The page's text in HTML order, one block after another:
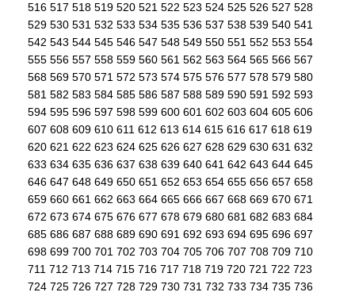
516 517 518 519 520 521 522 523 524 525 526 527 528
529 530 531 532 533 534 535 536 537 538 539 540 541
542 543 544 545 546 547 548 549 550 551 552 553 554
555 556 557 558 559 560 561 562 563 564 565 566 567
568 569 570 571 572 573 574 575 576 577 578 579 580
581 582 583 584 585 586 587 588 589 590 591 592 593
594 595 596 597 598 599 600 601 602 603 604 605 606
607 608 609 610 611 612 613 614 615 616 617 618 619
620 621 622 623 624 625 626 627 628 629 630 631 632
633 634 635 636 637 638 639 640 641 642 643 644 645
646 647 648 649 650 651 652 653 654 655 656 657 658
659 660 661 662 663 664 665 666 667 668 669 670 671
672 673 674 675 676 677 678 679 680 681 682 683 684
685 686 687 688 689 690 691 692 693 694 695 696 697
698 699 700 701 702 703 704 705 706 707 708 709 710
711 712 713 714 715 716 717 718 719 720 721 722 723
724 725 726 727 728 729 730 731 732 733 734 735 736